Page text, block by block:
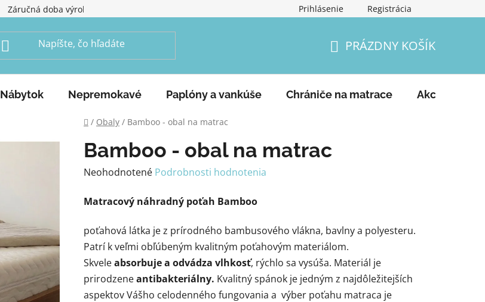
Záručná doba výrobku Podmienky ochrany osobných údajov
Prihlásenie Registrácia
KOŠÍK
PRÁZDNY KOŠÍK
Nábytok Nepremokavé Paplóny a vankúše Chrániče na matrace Akcie
Domov
/ Obaly / Bamboo - obal na matrac
Bamboo - obal na matrac
Priemerné
produktu
0,0
z
5
hviezdičiek.
Neohodnotené Podrobnosti hodnotenia
Matracový náhradný poťah Bamboo
poťahová látka je z prírodného bambusového vlákna, bavlny a polyesteru.
Patrí k veľmi obľúbeným kvalitným poťahovým materiálom.
Skveleabsorbuje a odvádza vlhkosť, rýchlo sa vysúša. Materiál je
prirodzeneantibakteriálny. Kvalitný spánok je jedným z najdôležitejších
aspektov Vášho celodenného fungovania a výber poťahu matraca je